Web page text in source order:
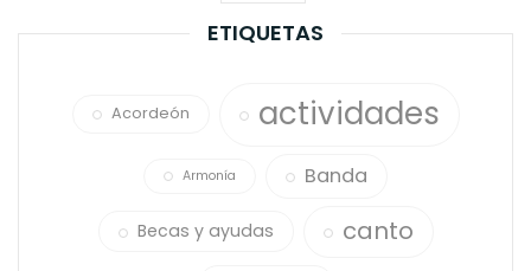
ETIQUETAS
Acordeón actividades
Armonía Banda
Becas y ayudas canto